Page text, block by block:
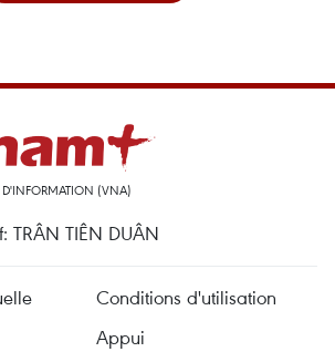
(VNA)
TRÂN TIÊN DUÂN
Conditions d'utilisation
Appui